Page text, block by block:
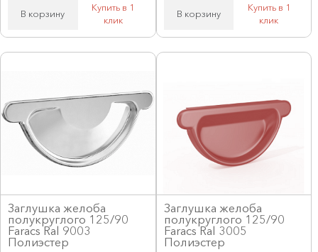
В корзину
Купить в 1
клик
В корзину
Купить в 1
клик
Заглушка желоба
полукруглого 125/90
Faracs Ral 9003
Полиэстер
Заглушка желоба
полукруглого 125/90
Faracs Ral 3005
Полиэстер